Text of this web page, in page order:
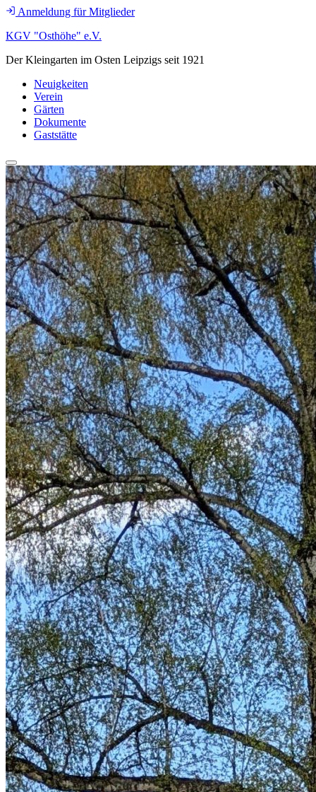
Anmeldung für Mitglieder
KGV "Osthöhe" e.V.
Der Kleingarten im Osten Leipzigs seit 1921
Neuigkeiten
Verein
Gärten
Dokumente
Gaststätte